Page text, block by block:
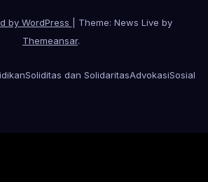
by WordPress
Theme: News Live by
Themeansar.
Soliditas dan SolidaritasAdvokasiSosial